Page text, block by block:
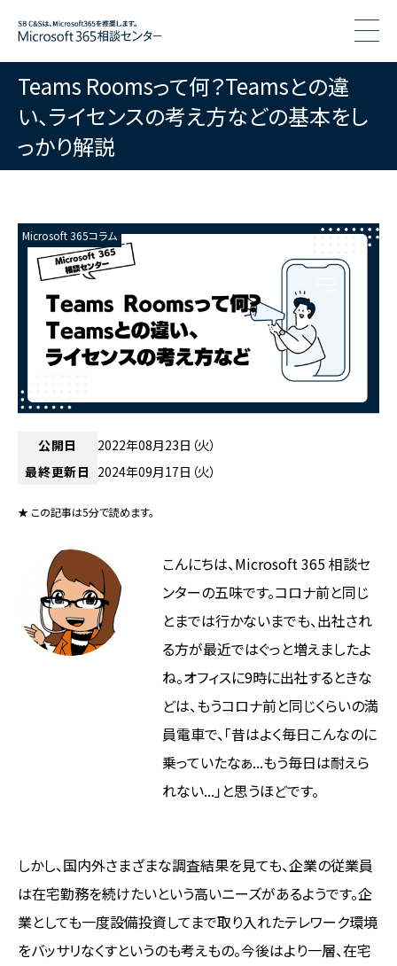
Teams Roomsって何？Teamsとの違
い、ライセンスの考え方などの基本をし
っかり解説
Microsoft 365コラム
公開日
2022年08月23日（火）
最終更新日 2024年09月17日（火）
★ この記事は5分で読めます。
こんにちは、Microsoft 365 相談セ
ンターの五味です。コロナ前と同じ
とまでは行かないまでも、出社され
る方が最近ではぐっと増えましたよ
ね。オフィスに9時に出社するときな
どは、もうコロナ前と同じくらいの満
員電車で、「昔はよく毎日こんなのに
乗っていたなぁ...もう毎日は耐えら
れない...」と思うほどです。
しかし、国内外さまざまな調査結果を見ても、企業の従業員
は在宅勤務を続けたいという高いニーズがあるようです。企
業としても一度設備投資してまで取り入れたテレワーク環境
をバッサリなくすというのも考えもの。今後はより一層、在宅